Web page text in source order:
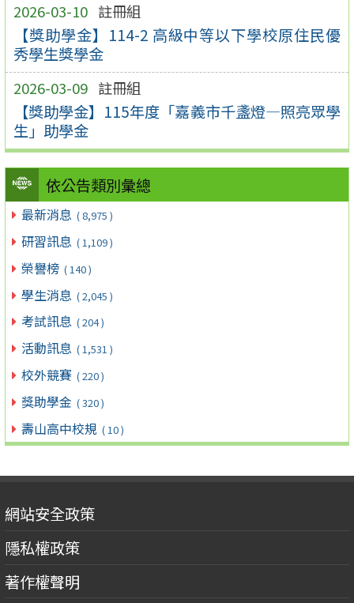
2026-03-10 註冊組
【獎助學金】114-2 高級中等以下學校原住民優
秀學生獎學金
2026-03-09 註冊組
【獎助學金】115年度「嘉義市千盞燈—照亮眾學
生」助學金
依公告類別彙總
最新消息 ( 8,975 )
研習訊息 ( 1,109 )
榮譽榜 ( 140 )
學生消息 ( 2,045 )
考試訊息 ( 204 )
活動訊息 ( 1,531 )
校外競賽 ( 220 )
獎助學金 ( 320 )
壽山高中校規 ( 10 )
網站安全政策
隱私權政策
著作權聲明